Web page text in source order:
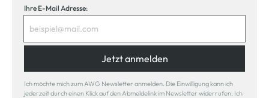
Ihre E-Mail Adresse:
Jetzt anmelden
Ich möchte mich zum AWG Newsletter anmelden. Die Einwilligung kann ich
jederzeit durch einen Klick auf den Abmeldelink im Newsletter widerrufen. Ich